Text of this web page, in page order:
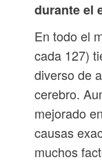
durante el
En todo el
cada 127)
diverso de
cerebro.
mejorado
causas
muchos